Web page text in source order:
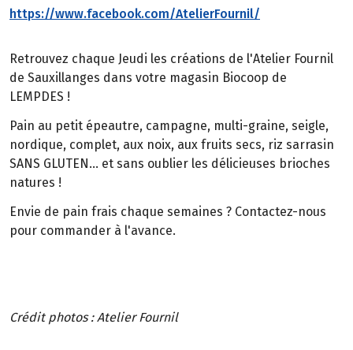
https://www.facebook.com/AtelierFournil/
Retrouvez chaque Jeudi les créations de l'Atelier Fournil
de Sauxillanges dans votre magasin Biocoop de
LEMPDES !
Pain au petit épeautre, campagne, multi-graine, seigle,
nordique, complet, aux noix, aux fruits secs, riz sarrasin
SANS GLUTEN... et sans oublier les délicieuses brioches
natures !
Envie de pain frais chaque semaines ? Contactez-nous
pour commander à l'avance.
Crédit photos : Atelier Fournil